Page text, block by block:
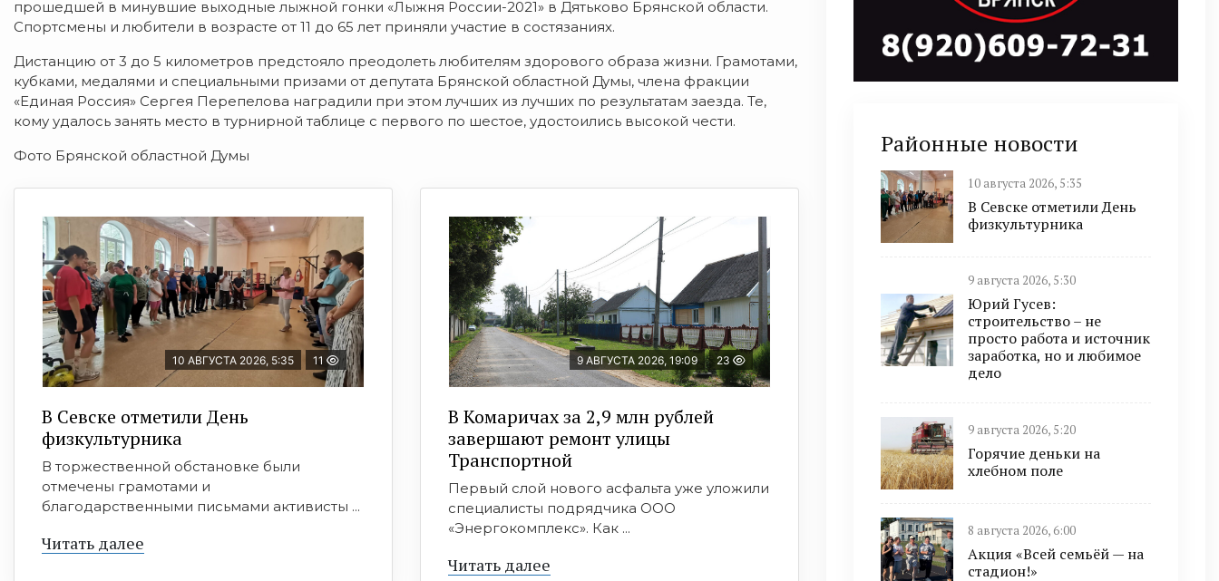
прошедшей в минувшие выходные лыжной гонки «Лыжня России-2021» в Дятьково Брянской области.
Спортсмены и любители в возрасте от 11 до 65 лет приняли участие в состязаниях.
Дистанцию от 3 до 5 километров предстояло преодолеть любителям здорового образа жизни. Грамотами,
кубками, медалями и специальными призами от депутата Брянской областной Думы, члена фракции
«Единая Россия» Сергея Перепелова наградили при этом лучших из лучших по результатам заезда. Те,
кому удалось занять место в турнирной таблице с первого по шестое, удостоились высокой чести.
Фото Брянской областной Думы
10 АВГУСТА 2026, 5:35 11
В Севске отметили День
физкультурника
В торжественной обстановке были
отмечены грамотами и
благодарственными письмами активисты ...
Читать далее
9 АВГУСТА 2026, 19:09 23
В Комаричах за 2,9 млн рублей
завершают ремонт улицы
Транспортной
Первый слой нового асфальта уже уложили
специалисты подрядчика ООО
«Энергокомплекс». Как ...
Читать далее
Районные новости
10 августа 2026, 5:35
В Севске отметили День
физкультурника
9 августа 2026, 5:30
Юрий Гусев:
строительство – не
просто работа и источник
заработка, но и любимое
дело
9 августа 2026, 5:20
Горячие деньки на
хлебном поле
8 августа 2026, 6:00
Акция «Всей семьёй — на
стадион!»